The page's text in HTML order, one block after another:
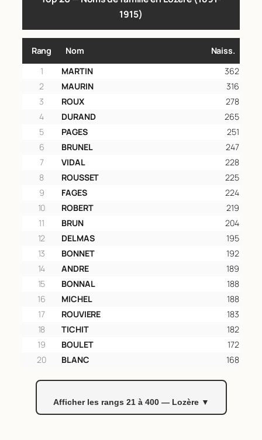
1915)
Rang Nom
Naiss.
1
MARTIN
362
2
MAURIN
316
3
ROUX
278
4
DURAND
265
5
PAGES
251
6
BRUNEL
247
7
VIDAL
228
8
ROUSSET
225
9
FAGES
224
10
ROBERT
219
11
BRUN
204
12
DELMAS
195
13
BONNET
192
14
ANDRE
189
15
BONNAL
188
16
MICHEL
188
17
ROUVIERE
183
18
TICHIT
182
19
BOULET
172
20
BLANC 168
Afficher les rangs 21 à 400 — Lozère ▼